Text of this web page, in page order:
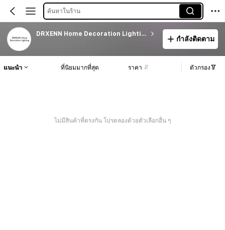
ค้นหาในร้าน
DRXENN Home Decoration Lighting
กำลังติดตาม
แนะนำ ที่นิยมมากที่สุด ราคา ตัวกรอง
ไม่มีสินค้าที่ตรงกัน โปรดลองด้วยตัวเลือกอื่น ๆ